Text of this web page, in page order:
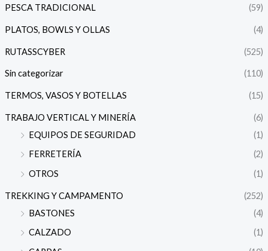
PESCA TRADICIONAL (59)
PLATOS, BOWLS Y OLLAS (4)
RUTASSCYBER (525)
Sin categorizar (110)
TERMOS, VASOS Y BOTELLAS (15)
TRABAJO VERTICAL Y MINERÍA
(6)
EQUIPOS DE SEGURIDAD
(1)
FERRETERÍA
(2)
OTROS
(1)
TREKKING Y CAMPAMENTO
(252)
BASTONES
(4)
CALZADO
(1)